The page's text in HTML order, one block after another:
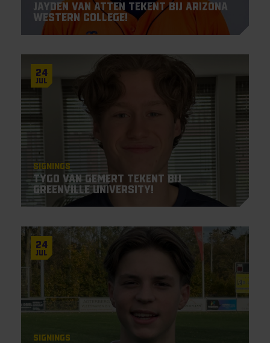
Jayden Van Atten tekent bij Arizona
Western College!
24
Jul
Signings
Tygo van Gemert tekent bij
Greenville University!
24
Jul
Signings